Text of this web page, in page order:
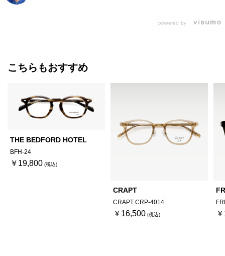
powered by
こちらもおすすめ
THE BEDFORD HOTEL
BFH-24
￥19,800
CRAPT
CRAPT CRP-4014
￥16,500